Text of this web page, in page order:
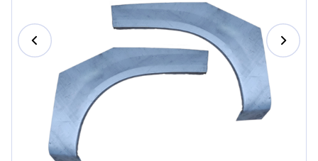
Magyar
Lietuvių
Hrvatski
Português